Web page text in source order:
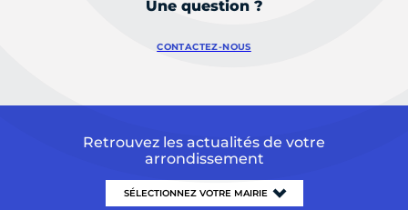
Une question ?
CONTACTEZ-NOUS
Retrouvez les actualités de votre
arrondissement